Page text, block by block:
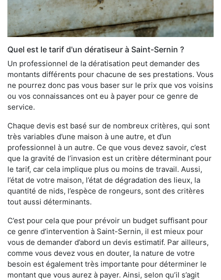
Quel est le tarif d'un dératiseur à Saint-Sernin ?
Un professionnel de la dératisation peut demander des
montants différents pour chacune de ses prestations. Vous
ne pourrez donc pas vous baser sur le prix que vos voisins
ou vos connaissances ont eu à payer pour ce genre de
service.
Chaque devis est basé sur de nombreux critères, qui sont
très variables d’une maison à une autre, et d’un
professionnel à un autre. Ce que vous devez savoir, c’est
que la gravité de l’invasion est un critère déterminant pour
le tarif, car cela implique plus ou moins de travail. Aussi,
l’état de votre maison, l’état de dégradation des lieux, la
quantité de nids, l’espèce de rongeurs, sont des critères
tout aussi déterminants.
C’est pour cela que pour prévoir un budget suffisant pour
ce genre d’intervention à Saint-Sernin, il est mieux pour
vous de demander d’abord un devis estimatif. Par ailleurs,
comme vous devez vous en douter, la nature de votre
besoin est également très importante pour déterminer le
montant que vous aurez à payer. Ainsi, selon qu’il s’agit